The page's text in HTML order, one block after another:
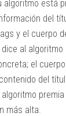
algoritmo está
del
y el cuerpo
al
el
del
algoritmo
más alta.